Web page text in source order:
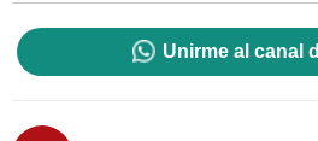
Unirme al canal